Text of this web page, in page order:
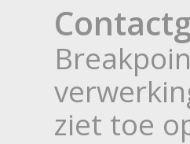
ziet toe